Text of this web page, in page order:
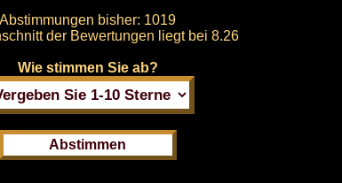
Abstimmungen bisher: 1019
der Bewertungen liegt bei 8.26
Wie stimmen Sie ab?